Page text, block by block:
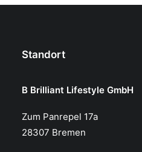
Standort
B Brilliant Lifestyle GmbH
Zum Panrepel 17a
28307 Bremen